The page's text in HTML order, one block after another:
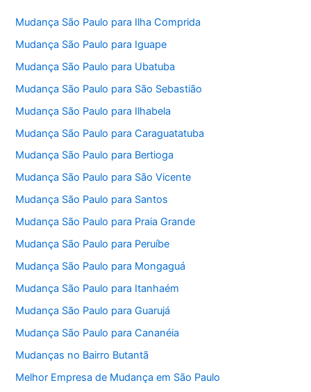
Mudança São Paulo para Ilha Comprida
Mudança São Paulo para Iguape
Mudança São Paulo para Ubatuba
Mudança São Paulo para São Sebastião
Mudança São Paulo para Ilhabela
Mudança São Paulo para Caraguatatuba
Mudança São Paulo para Bertioga
Mudança São Paulo para São Vicente
Mudança São Paulo para Santos
Mudança São Paulo para Praia Grande
Mudança São Paulo para Peruíbe
Mudança São Paulo para Mongaguá
Mudança São Paulo para Itanhaém
Mudança São Paulo para Guarujá
Mudança São Paulo para Cananéia
Mudanças no Bairro Butantã
Melhor Empresa de Mudança em São Paulo